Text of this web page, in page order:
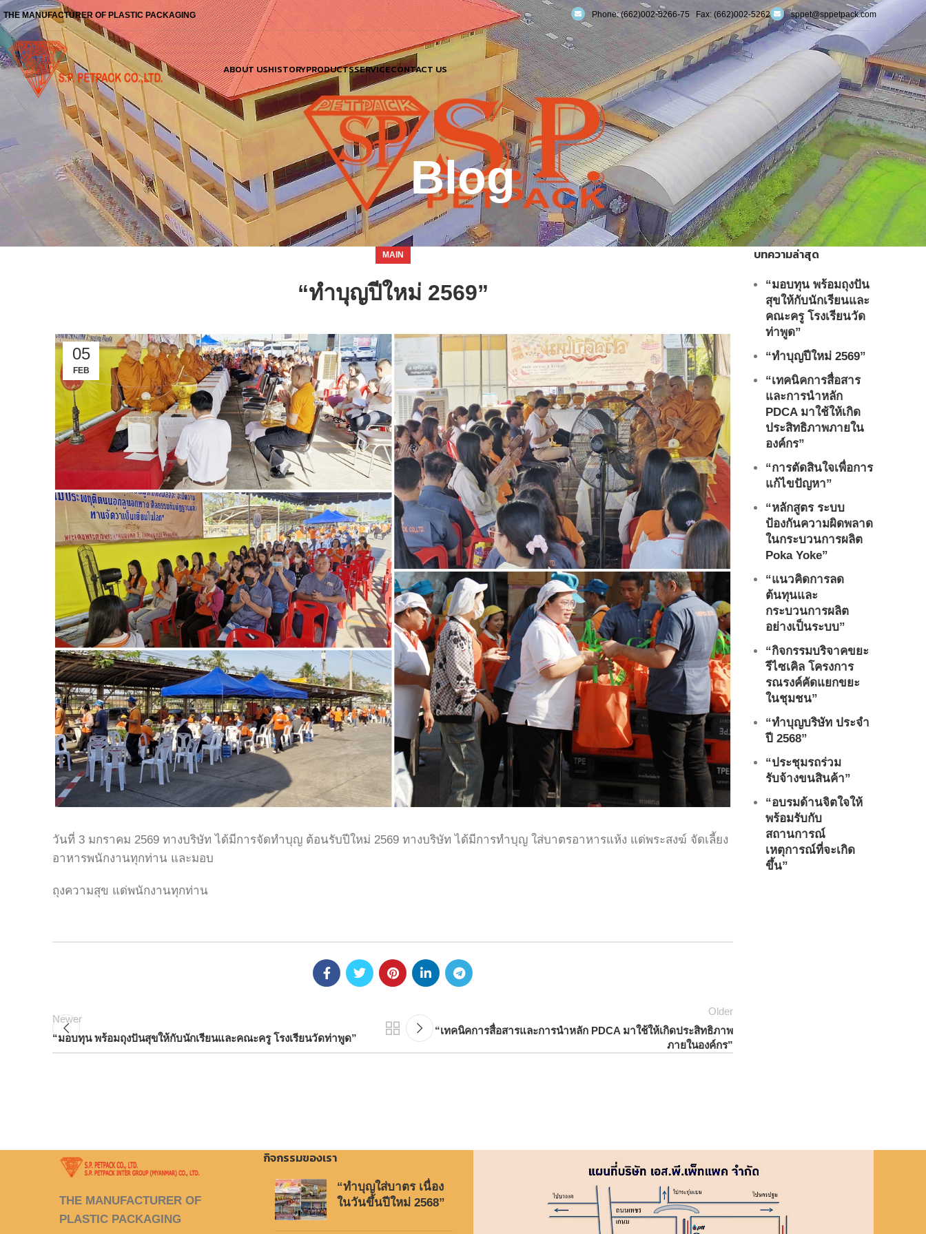
THE MANUFACTURER OF PLASTIC PACKAGING Phone: (662)002-5266-75 Fax: (662)002-5262 sppet@sppetpack.com
ABOUT USHISTORYPRODUCTSSERVICECONTACT US
Blog
MAIN
“ทำบุญปีใหม่ 2569”
05
FEB
วันที่ 3 มกราคม 2569 ทางบริษัท ได้มีการจัดทำบุญ ต้อนรับปีใหม่ 2569 ทางบริษัท ได้มีการทำบุญ ใส่บาตรอาหารแห้ง แด่พระสงฆ์ จัดเลี้ยง
อาหารพนักงานทุกท่าน และมอบ
ถุงความสุข แด่พนักงานทุกท่าน
Newer
“มอบทุน พร้อมถุงปันสุขให้กับนักเรียนและคณะครู โรงเรียนวัดท่าพูด”
Older
“เทคนิคการสื่อสารและการนำหลัก PDCA มาใช้ให้เกิดประสิทธิภาพ
ภายในองค์กร”
บทความล่าสุด
“มอบทุน พร้อมถุงปัน
สุขให้กับนักเรียนและ
คณะครู โรงเรียนวัด
ท่าพูด”
“ทำบุญปีใหม่ 2569”
“เทคนิคการสื่อสาร
และการนำหลัก
PDCA มาใช้ให้เกิด
ประสิทธิภาพภายใน
องค์กร”
“การตัดสินใจเพื่อการ
แก้ไขปัญหา”
“หลักสูตร ระบบ
ป้องกันความผิดพลาด
ในกระบวนการผลิต
Poka Yoke”
“แนวคิดการลด
ต้นทุนและ
กระบวนการผลิต
อย่างเป็นระบบ”
“กิจกรรมบริจาคขยะ
รีไซเคิล โครงการ
รณรงค์คัดแยกขยะ
ในชุมชน”
“ทำบุญบริษัท ประจำ
ปี 2568”
“ประชุมรถร่วม
รับจ้างขนสินค้า”
“อบรมด้านจิตใจให้
พร้อมรับกับ
สถานการณ์
เหตุการณ์ที่จะเกิด
ขึ้น”
THE MANUFACTURER OF
PLASTIC PACKAGING
กิจกรรมของเรา
“ทำบุญใส่บาตร เนื่อง
ในวันขึ้นปีใหม่ 2568”